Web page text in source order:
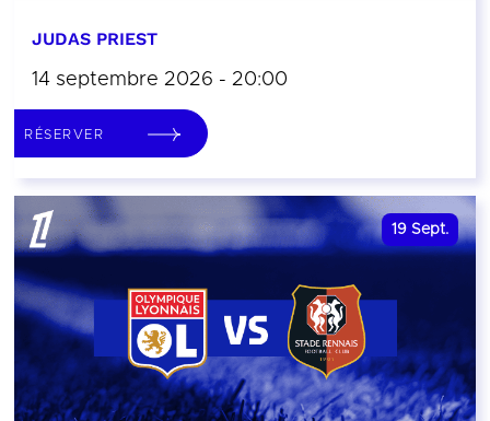
JUDAS PRIEST
14 septembre 2026 - 20:00
RÉSERVER
19 Sept.